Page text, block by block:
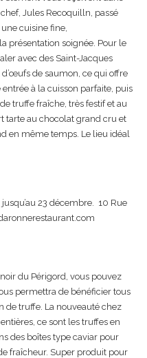
Jules Recoquilln, passé
cuisine fine,
présentation soignée. Pour le
avec des Saint-Jacques
de saumon, ce qui offre
à la cuisson parfaite, puis
truffe fraîche, très festif et au
tarte au chocolat grand cru et
en même temps. Le lieu idéal
23 décembre. 10 Rue
du Périgord, vous pouvez
permettra de bénéficier tous
de truffe. La nouveauté chez
ce sont les truffes en
des boîtes type caviar pour
fraîcheur. Super produit pour